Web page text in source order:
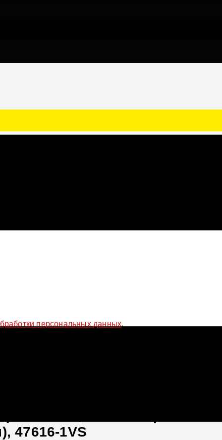
персональных данных.
(G22/G23/G26), 2020-2025 (с регулировками высоты),
DCS, BMW 4 серия 2
47616-1VS